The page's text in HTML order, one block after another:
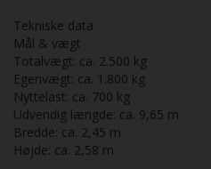
Tekniske data
Mål & vægt
Totalvægt: ca. 2.500 kg
Egenvægt: ca. 1.800 kg
Nyttelast: ca. 700 kg
Udvendig længde: ca. 9,65 m
Bredde: ca. 2,45 m
Højde: ca. 2,58 m